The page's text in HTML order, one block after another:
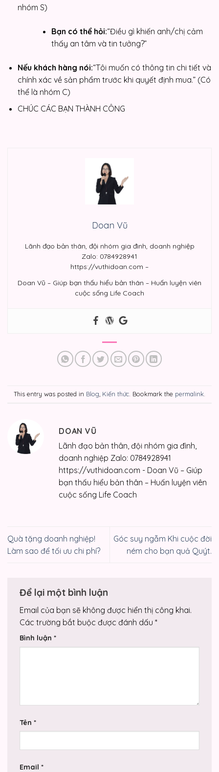
nhóm S)
Bạn có thể hỏi:“Điều gì khiến anh/chị cảm
thấy an tâm và tin tưởng?”
Nếu khách hàng nói:“Tôi muốn có thông tin chi tiết và
chính xác về sản phẩm trước khi quyết định mua.” (Có
thể là nhóm C)
CHÚC CÁC BẠN THÀNH CÔNG
Doan Vũ
Lãnh đạo bản thân, đội nhóm gia đình, doanh nghiệp
Zalo: 0784928941
https://vuthidoan.com –
Doan Vũ – Giúp bạn thấu hiểu bản thân – Huấn luyện viên
cuộc sống Life Coach
This entry was posted in Blog Kiến thức . Bookmark the permalink
DOAN VŨ
Lãnh đạo bản thân, đội nhóm gia đình,
doanh nghiệp Zalo: 0784928941
https://vuthidoan.com - Doan Vũ – Giúp
bạn thấu hiểu bản thân – Huấn luyện viên
cuộc sống Life Coach
Quà tặng doanh nghiệp!
Làm sao để tối ưu chi phí?
Góc suy ngẫm Khi cuộc đời
ném cho bạn quả Quýt.
Để lại một bình luận
Email của bạn sẽ không được hiển thị công khai.
Các trường bắt buộc được đánh dấu *
Bình luận *
Tên *
Email *